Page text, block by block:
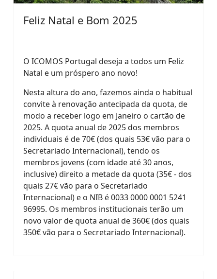
Feliz Natal e Bom 2025
O ICOMOS Portugal deseja a todos um Feliz
Natal e um próspero ano novo!
Nesta altura do ano, fazemos ainda o habitual
convite à renovação antecipada da quota, de
modo a receber logo em Janeiro o cartão de
2025. A quota anual de 2025 dos membros
individuais é de 70€ (dos quais 53€ vão para o
Secretariado Internacional), tendo os
membros jovens (com idade até 30 anos,
inclusive) direito a metade da quota (35€ - dos
quais 27€ vão para o Secretariado
Internacional) e o NIB é 0033 0000 0001 5241
96995. Os membros institucionais terão um
novo valor de quota anual de 360€ (dos quais
350€ vão para o Secretariado Internacional).